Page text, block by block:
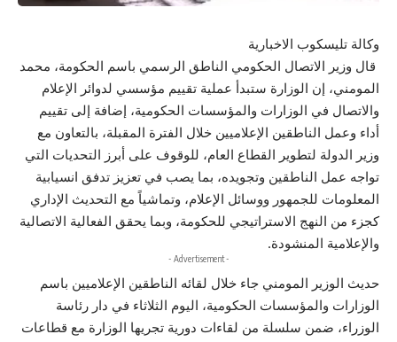
وكالة تليسكوب الاخبارية
قال وزير الاتصال الحكومي الناطق الرسمي باسم الحكومة، محمد
المومني، إن الوزارة ستبدأ عملية تقييم مؤسسي لدوائر الإعلام
والاتصال في الوزارات والمؤسسات الحكومية، إضافة إلى تقييم
أداء وعمل الناطقين الإعلاميين خلال الفترة المقبلة، بالتعاون مع
وزير الدولة لتطوير القطاع العام، للوقوف على أبرز التحديات التي
تواجه عمل الناطقين وتجويده، بما يصب في تعزيز تدفق انسيابية
المعلومات للجمهور ووسائل الإعلام، وتماشياً مع التحديث الإداري
كجزء من النهج الاستراتيجي للحكومة، وبما يحقق الفعالية الاتصالية
والإعلامية المنشودة.
- Advertisement -
حديث الوزير المومني جاء خلال لقائه الناطقين الإعلاميين باسم
الوزارات والمؤسسات الحكومية، اليوم الثلاثاء في دار رئاسة
الوزراء، ضمن سلسلة من لقاءات دورية تجريها الوزارة مع قطاعات